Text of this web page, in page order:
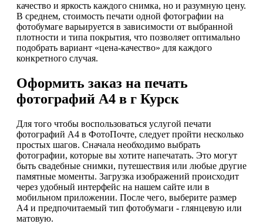
качество и яркость каждого снимка, но и разумную цену.
В среднем, стоимость печати одной фотографии на
фотобумаге варьируется в зависимости от выбранной
плотности и типа покрытия, что позволяет оптимально
подобрать вариант «цена-качество» для каждого
конкретного случая.
Оформить заказ на печать
фотографий А4 в г Курск
Для того чтобы воспользоваться услугой печати
фотографий А4 в ФотоПочте, следует пройти несколько
простых шагов. Сначала необходимо выбрать
фотографии, которые вы хотите напечатать. Это могут
быть свадебные снимки, путешествия или любые другие
памятные моменты. Загрузка изображений происходит
через удобный интерфейс на нашем сайте или в
мобильном приложении. После чего, выберите размер
А4 и предпочитаемый тип фотобумаги - глянцевую или
матовую.